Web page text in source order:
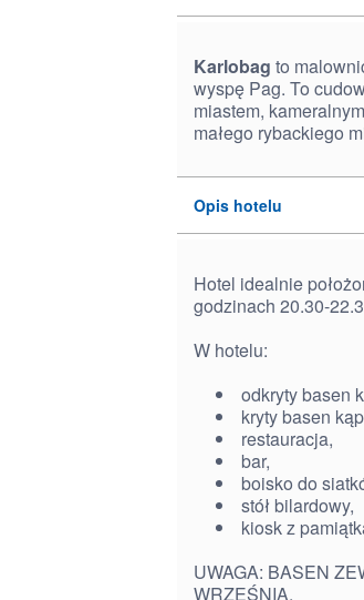
Karlobag to
wyspę Pag. To
miastem,
małego rybackiego
Opis hotelu
Hotel idealnie
godzinach 20.30-
W hotelu:
odkryty basen
kryty basen
restauracja,
bar,
boisko do
stół bilardowy,
kiosk z
UWAGA: BASEN
WRZEŚNIA.